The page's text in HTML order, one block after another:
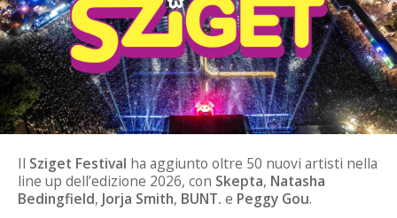
Il Sziget Festival ha aggiunto oltre 50 nuovi artisti nella
line up dell’edizione 2026, con Skepta, Natasha
Bedingfield, Jorja Smith, BUNT. e Peggy Gou.